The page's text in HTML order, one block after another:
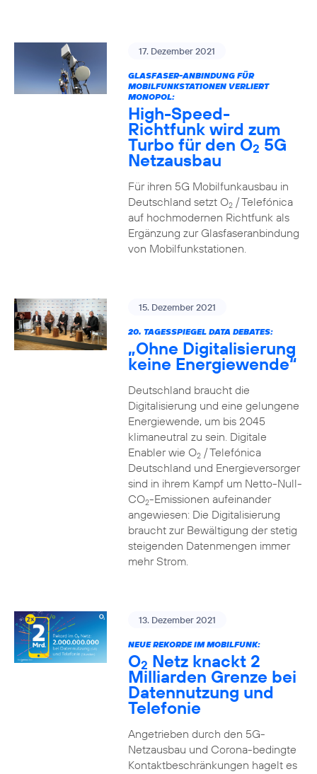
17. Dezember 2021
GLASFASER-ANBINDUNG FÜR
MOBILFUNKSTATIONEN VERLIERT
MONOPOL:
High-Speed-
Richtfunk wird zum
Turbo für den O2 5G
Netzausbau
Für ihren 5G Mobilfunkausbau in
Deutschland setzt O2/ Telefónica
auf hochmodernen Richtfunk als
Ergänzung zur Glasfaseranbindung
von Mobilfunkstationen.
15. Dezember 2021
20. TAGESSPIEGEL DATA DEBATES:
„Ohne Digitalisierung
keine Energiewende“
Deutschland braucht die
Digitalisierung und eine gelungene
Energiewende, um bis 2045
klimaneutral zu sein. Digitale
Enabler wie O2/ Telefónica
Deutschland und Energieversorger
sind in ihrem Kampf um Netto-Null-
CO2-Emissionen aufeinander
angewiesen: Die Digitalisierung
braucht zur Bewältigung der stetig
steigenden Datenmengen immer
mehr Strom.
13. Dezember 2021
NEUE REKORDE IM MOBILFUNK:
O2 Netz knackt 2
Milliarden Grenze bei
Datennutzung und
Telefonie
Angetrieben durch den 5G-
Netzausbau und Corona-bedingte
Kontaktbeschränkungen hagelt es